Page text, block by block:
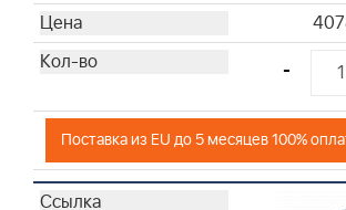
-
Поставка из EU до 5 месяцев 100%